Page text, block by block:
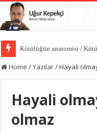
Kötülüğün anatomisi /
Dünyayı değiştiren sessiz
Home /Yazılar/Hayali
Hayali
olmaz